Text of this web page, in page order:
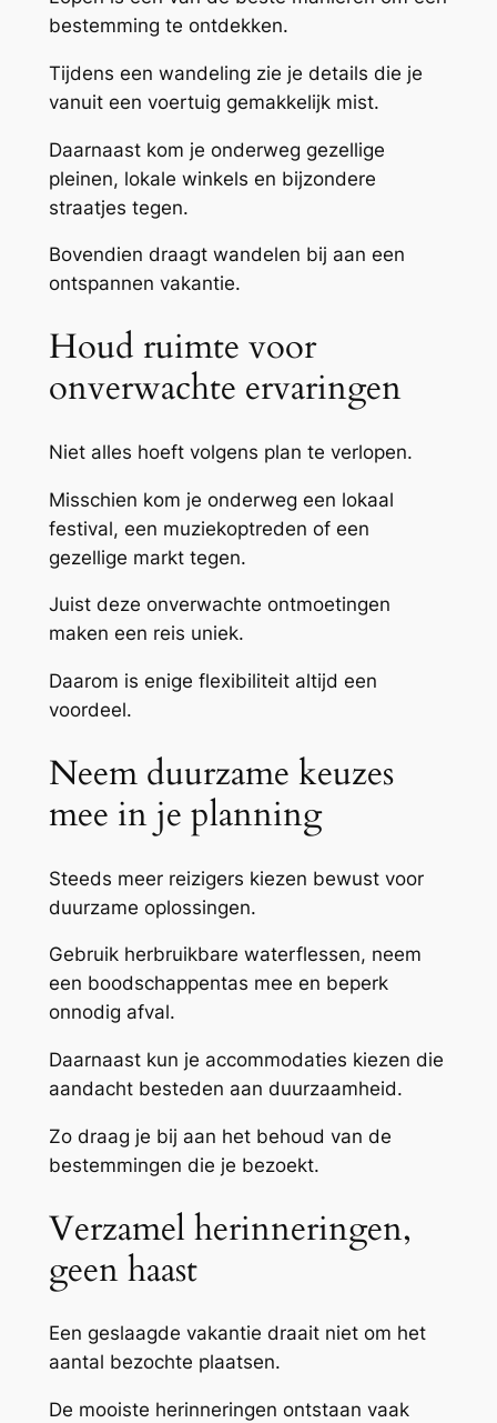
bestemming te ontdekken.
Tijdens een wandeling zie je details die je
vanuit een voertuig gemakkelijk mist.
Daarnaast kom je onderweg gezellige
pleinen, lokale winkels en bijzondere
straatjes tegen.
Bovendien draagt wandelen bij aan een
ontspannen vakantie.
Houd ruimte voor
onverwachte ervaringen
Niet alles hoeft volgens plan te verlopen.
Misschien kom je onderweg een lokaal
festival, een muziekoptreden of een
gezellige markt tegen.
Juist deze onverwachte ontmoetingen
maken een reis uniek.
Daarom is enige flexibiliteit altijd een
voordeel.
Neem duurzame keuzes
mee in je planning
Steeds meer reizigers kiezen bewust voor
duurzame oplossingen.
Gebruik herbruikbare waterflessen, neem
een boodschappentas mee en beperk
onnodig afval.
Daarnaast kun je accommodaties kiezen die
aandacht besteden aan duurzaamheid.
Zo draag je bij aan het behoud van de
bestemmingen die je bezoekt.
Verzamel herinneringen,
geen haast
Een geslaagde vakantie draait niet om het
aantal bezochte plaatsen.
De mooiste herinneringen ontstaan vaak